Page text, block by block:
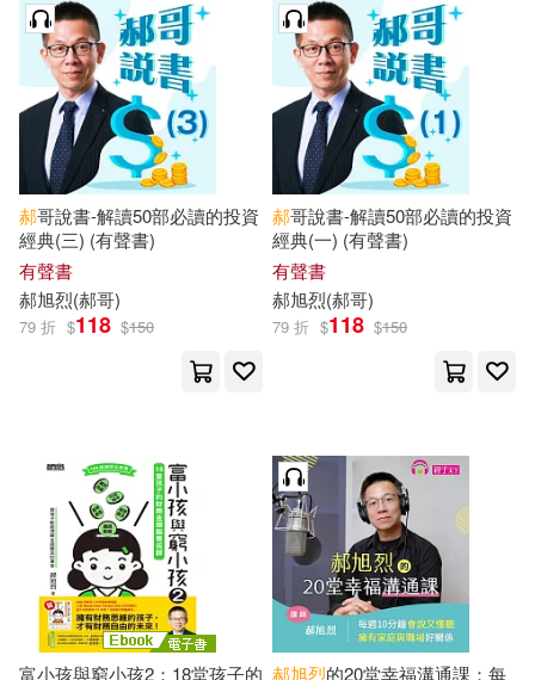
郝哥說書-解讀50部必讀的投資
經典(三) (有聲書)
有聲書
郝旭烈(郝哥)
79 折 $118 $150
郝哥說書-解讀50部必讀的投資
經典(一) (有聲書)
有聲書
郝旭烈(郝哥)
79 折 $118 $150
富小孩與窮小孩2：18堂孩子的 郝旭烈的20堂幸福溝通課：每